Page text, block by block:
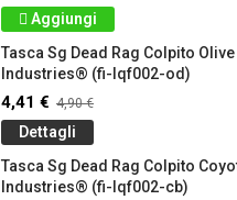
Aggiungi
Tasca Sg Dead Rag Colpito
Industries® (fi-lqf002-od)
4,41 € 4,90 €
Dettagli
Tasca Sg Dead Rag Colpito
Industries® (fi-lqf002-cb)